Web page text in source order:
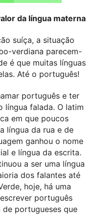
da língua materna
suíça, a situação
verdiana parecem-
é que muitas línguas
Até o português!
português e ter
língua falada. O latim
em que poucos
língua da rua e de
ganhou o nome
e língua da escrita.
a ser uma língua
dos falantes até
hoje, há uma
português
portugueses que